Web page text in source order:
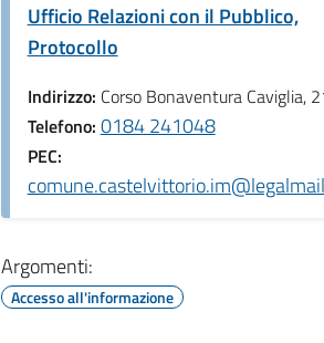
Ufficio Relazioni con il Pubblico,
Protocollo
Indirizzo: Corso Bonaventura Caviglia,
Telefono:0184 241048
PEC:
Argomenti:
Accesso all'informazione